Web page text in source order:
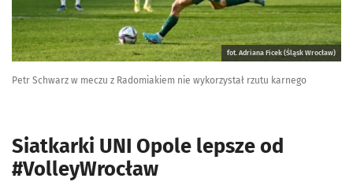
fot. Adriana Ficek (Śląsk Wrocław)
Petr Schwarz w meczu z Radomiakiem nie wykorzystał rzutu karnego
Siatkarki UNI Opole lepsze od
#VolleyWrocław